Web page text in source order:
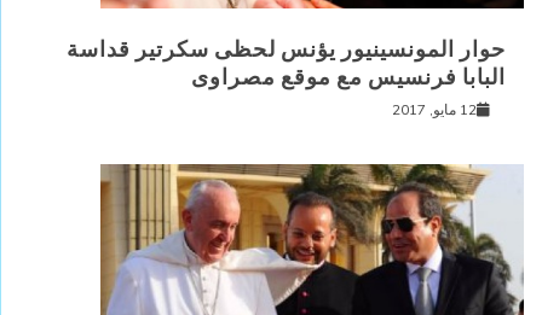
حوار المونسينيور يؤنس لحظى سكرتير قداسة
البابا فرنسيس مع موقع مصراوى
12 مايو, 2017